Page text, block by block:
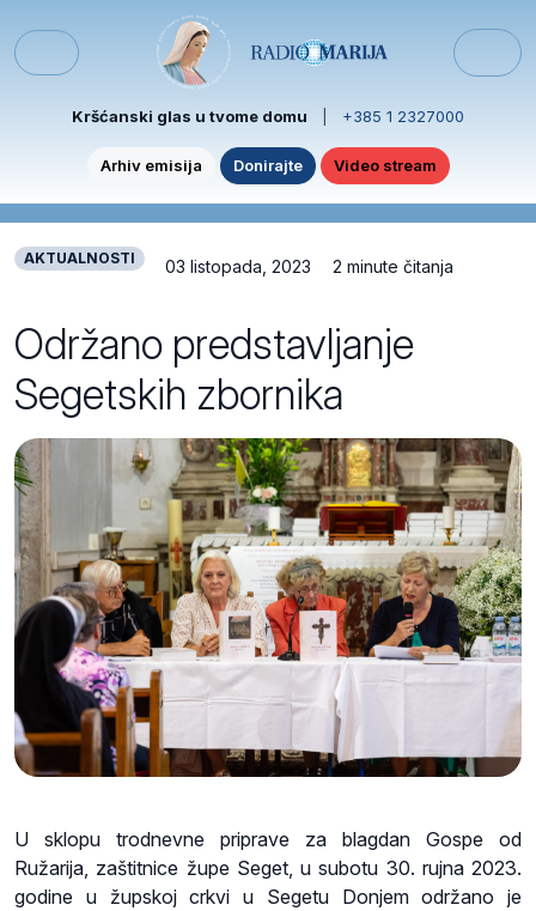
Menu
Kršćanski glas u tvome domu +385 1 2327000
Arhiv emisija Donirajte Video stream
AKTUALNOSTI 03 listopada, 2023 2 minute čitanja
Održano predstavljanje
Segetskih zbornika
U sklopu trodnevne priprave za blagdan Gospe od
Ružarija, zaštitnice župe Seget, u subotu 30. rujna 2023.
godine u župskoj crkvi u Segetu Donjem održano je